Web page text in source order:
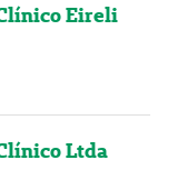
Eireli
Ltda